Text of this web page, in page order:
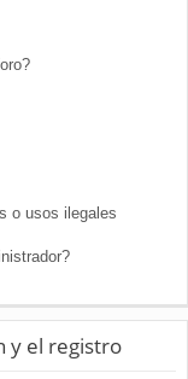
o usos ilegales
y el registro